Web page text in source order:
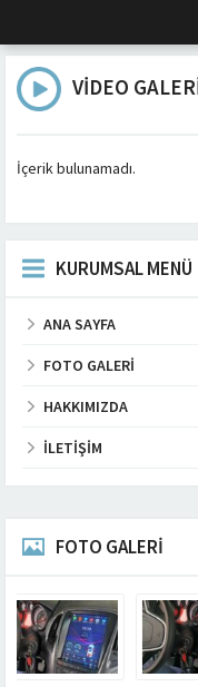
VIDEO
İçerik bulunamadı.
KURUMSAL MENÜ
ANA SAYFA
FOTO GALERI
HAKKIMIZDA
İLETIŞIM
FOTO GALERİ